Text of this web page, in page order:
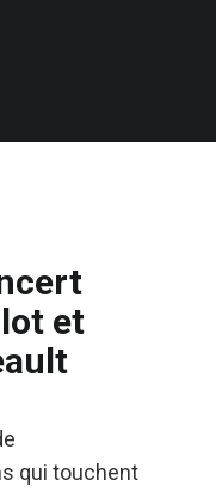
et
qui touchent